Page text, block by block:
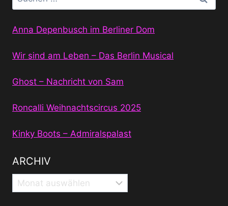
nach:
Anna Depenbusch im Berliner Dom
Wir sind am Leben – Das Berlin Musical
Ghost – Nachricht von Sam
Roncalli Weihnachtscircus 2025
Kinky Boots – Admiralspalast
ARCHIV
Archiv